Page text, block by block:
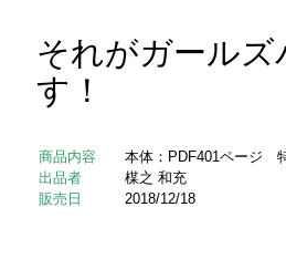
それがガール
す！
商品内容
本体：PDF401ページ
出品者
楳之 和充
販売日
2018/12/18